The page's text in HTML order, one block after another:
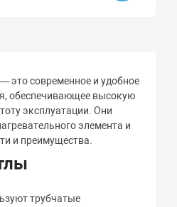
это современное и удобное
обеспечивающее высокую
эксплуатации. Они
элемента и
и преимущества.
трубчатые